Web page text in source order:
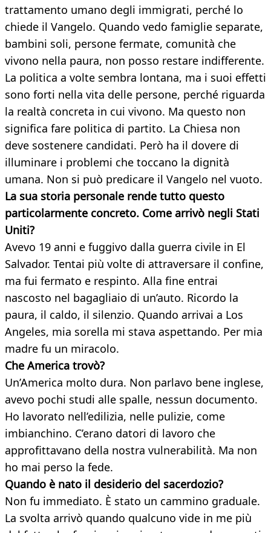
trattamento umano degli immigrati, perché lo
chiede il Vangelo. Quando vedo famiglie separate,
bambini soli, persone fermate, comunità che
vivono nella paura, non posso restare indifferente.
La politica a volte sembra lontana, ma i suoi effetti
sono forti nella vita delle persone, perché riguarda
la realtà concreta in cui vivono. Ma questo non
significa fare politica di partito. La Chiesa non
deve sostenere candidati. Però ha il dovere di
illuminare i problemi che toccano la dignità
umana. Non si può predicare il Vangelo nel vuoto.
La sua storia personale rende tutto questo
particolarmente concreto. Come arrivò negli Stati
Uniti?
Avevo 19 anni e fuggivo dalla guerra civile in El
Salvador. Tentai più volte di attraversare il confine,
ma fui fermato e respinto. Alla fine entrai
nascosto nel bagagliaio di un’auto. Ricordo la
paura, il caldo, il silenzio. Quando arrivai a Los
Angeles, mia sorella mi stava aspettando. Per mia
madre fu un miracolo.
Che America trovò?
Un’America molto dura. Non parlavo bene inglese,
avevo pochi studi alle spalle, nessun documento.
Ho lavorato nell’edilizia, nelle pulizie, come
imbianchino. C’erano datori di lavoro che
approfittavano della nostra vulnerabilità. Ma non
ho mai perso la fede.
Quando è nato il desiderio del sacerdozio?
Non fu immediato. È stato un cammino graduale.
La svolta arrivò quando qualcuno vide in me più